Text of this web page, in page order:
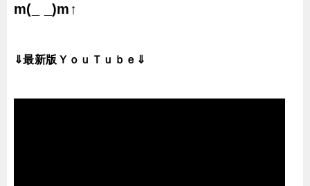
m(_ _)m↑
⇓最新版ＹｏｕＴｕｂｅ⇓